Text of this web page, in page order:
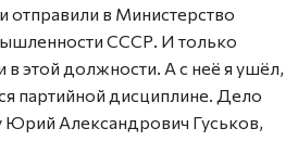
в Министерство
СССР. И только
в этой должности. А с неё я ушёл,
партийной дисциплине. Дело
Юрий Александрович Гуськов,